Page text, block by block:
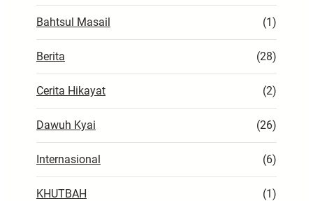
Bahtsul Masail (1)
Berita (28)
Cerita Hikayat (2)
Dawuh Kyai (26)
Internasional (6)
KHUTBAH (1)